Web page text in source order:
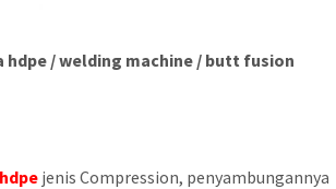
hdpe / welding machine / butt fusion
jenis Compression, penyambungannya